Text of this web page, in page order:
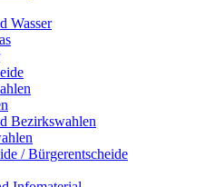
Wasser
Bezirkswahlen
/ Bürgerentscheide